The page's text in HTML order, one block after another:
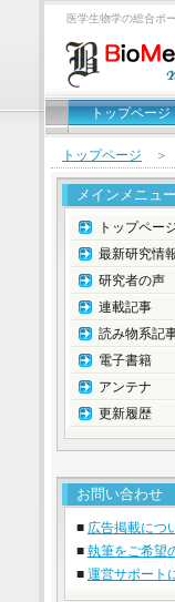
医学生物学の総合ポ
トップページ
トップページ ＞
メインメニュー
トップペー
最新研究情
研究者の声
連載記事
読み物系記
電子書籍
アンテナ
更新履歴
お問い合わせ
■ 広告掲載につ
■ 執筆をご希望
■ 運営サポート